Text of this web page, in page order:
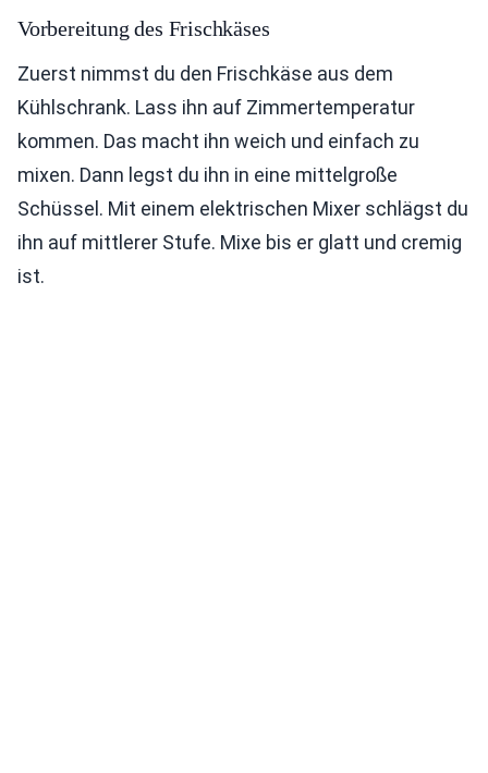
Vorbereitung des Frischkäses
Zuerst nimmst du den Frischkäse aus dem
Kühlschrank. Lass ihn auf Zimmertemperatur
kommen. Das macht ihn weich und einfach zu
mixen. Dann legst du ihn in eine mittelgroße
Schüssel. Mit einem elektrischen Mixer schlägst du
ihn auf mittlerer Stufe. Mixe bis er glatt und cremig
ist.